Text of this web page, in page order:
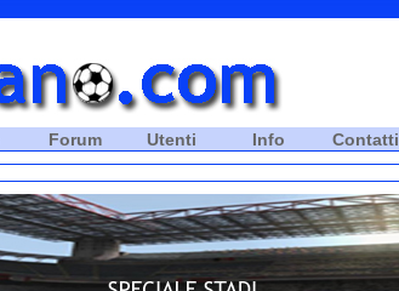
Forum Utenti Info Contatti